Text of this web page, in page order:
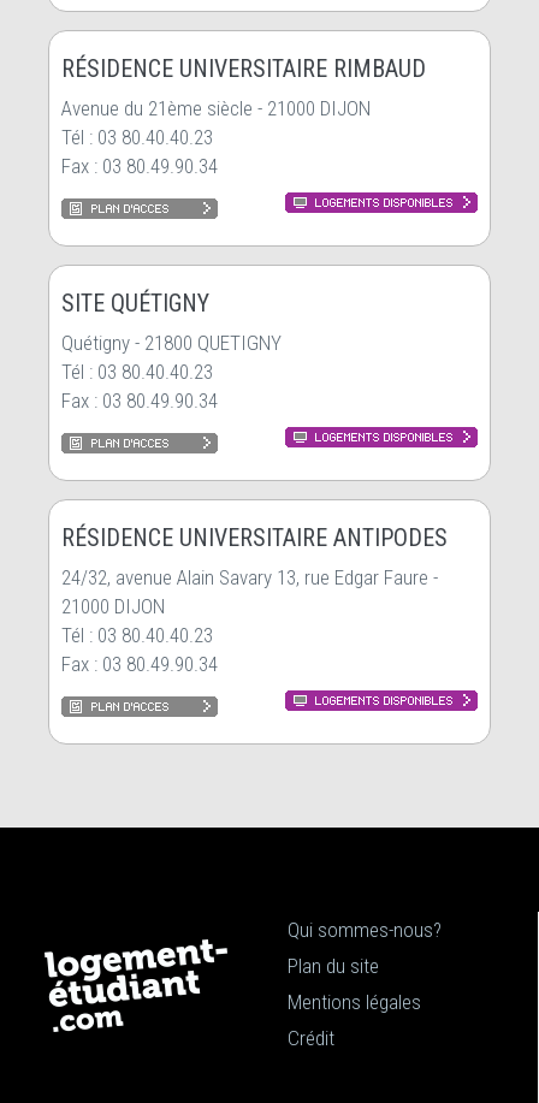
RÉSIDENCE UNIVERSITAIRE RIMBAUD
Avenue du 21ème siècle - 21000 DIJON
Tél : 03 80.40.40.23
Fax : 03 80.49.90.34
SITE QUÉTIGNY
Quétigny - 21800 QUETIGNY
Tél : 03 80.40.40.23
Fax : 03 80.49.90.34
RÉSIDENCE UNIVERSITAIRE ANTIPODES
24/32, avenue Alain Savary 13, rue Edgar Faure -
21000 DIJON
Tél : 03 80.40.40.23
Fax : 03 80.49.90.34
Qui sommes-nous?
Plan du site
Mentions légales
Crédit